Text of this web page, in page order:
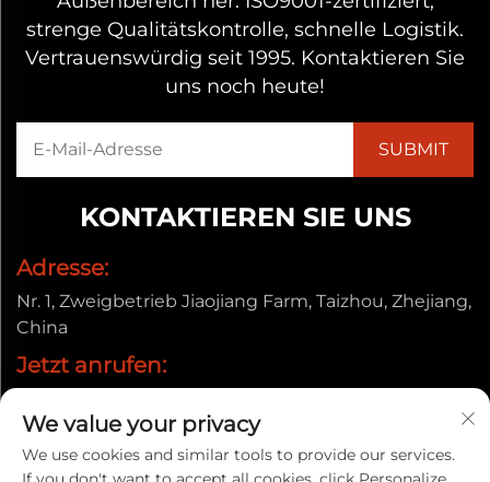
strenge Qualitätskontrolle, schnelle Logistik.
Vertrauenswürdig seit 1995. Kontaktieren Sie
uns noch heute!
KONTAKTIEREN SIE UNS
Adresse:
Nr. 1, Zweigbetrieb Jiaojiang Farm, Taizhou, Zhejiang,
China
Jetzt anrufen:
E-Mail:
[email protected]
We value your privacy
We use cookies and similar tools to provide our services.